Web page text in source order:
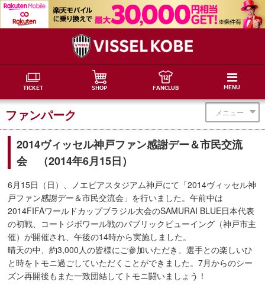
TICKET SHOP FANCLUB MENU
メニュー
ファンパーク
2014ヴィッセル神戸ファン感謝デー＆市民交流
会 （2014年6月15日）
6月15日（日）、ノエビアスタジアム神戸にて「2014ヴィッセル神
戸ファン感謝デー＆市民交流会」を行いました。午前中は
2014FIFAワールドカップブラジル大会のSAMURAI BLUE日本代表
の初戦、コートジボワール戦のパブリックビューイング（神戸市主
催）が開催され、午後の14時から実施しました。
晴天の中、約3,000人の皆様にご参加いただき、選手との楽しいひ
と時をトモニ過ごしていただくことができました。7月からのシー
ズン再開後もまた一致団結してトモニ闘いましょう！